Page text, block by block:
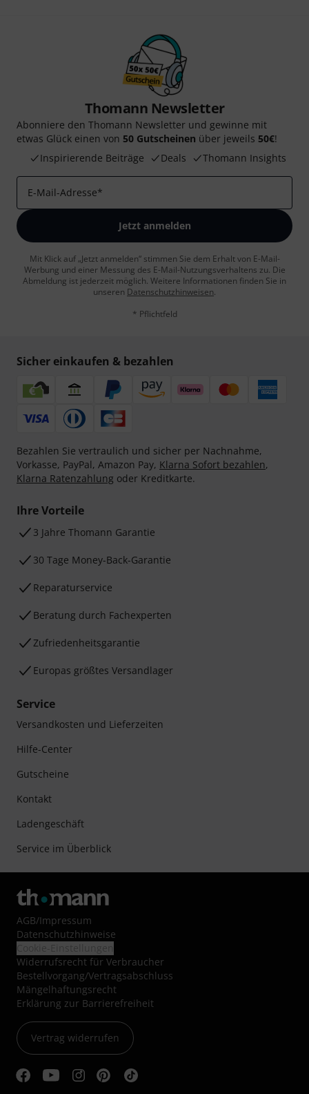
Thomann Newsletter
Abonniere den Thomann Newsletter und gewinne mit
etwas Glück einen von 50 Gutscheinen über jeweils 50€!
Inspirierende Beiträge
Deals Thomann Insights
E-Mail-Adresse*
Jetzt anmelden
Mit Klick auf „Jetzt anmelden“ stimmen Sie dem Erhalt von E-Mail-
Werbung und einer Messung des E-Mail-Nutzungsverhaltens zu. Die
Abmeldung ist jederzeit möglich. Weitere Informationen finden Sie in
unseren Datenschutzhinweisen.
* Pflichtfeld
Sicher einkaufen & bezahlen
Bezahlen Sie vertraulich und sicher per Nachnahme,
Vorkasse, PayPal, Amazon Pay, Klarna Sofort bezahlen,
Klarna Ratenzahlung oder Kreditkarte.
Ihre Vorteile
3 Jahre Thomann Garantie
30 Tage Money-Back-Garantie
Reparaturservice
Beratung durch Fachexperten
Zufriedenheitsgarantie
Europas größtes Versandlager
Service
Versandkosten und Lieferzeiten
Hilfe-Center
Gutscheine
Kontakt
Ladengeschäft
Service im Überblick
AGB/Impressum
Datenschutzhinweise
Widerrufsrecht für Verbraucher
Bestellvorgang/Vertragsabschluss
Mängelhaftungsrecht
Erklärung zur Barrierefreiheit
Vertrag widerrufen